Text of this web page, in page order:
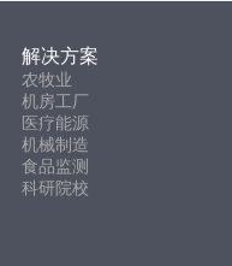
解决方案
农牧业
机房工厂
医疗能源
机械制造
食品监测
科研院校